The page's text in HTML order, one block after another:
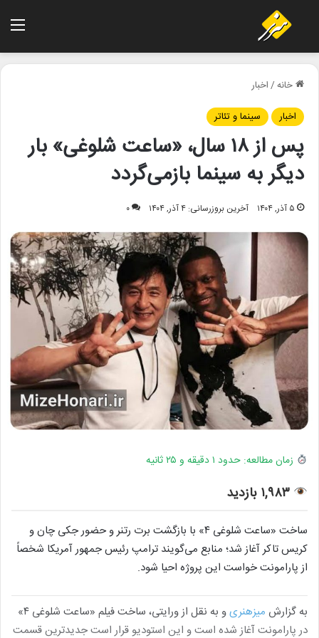
خانه/اخبار
اخبار
سینما و تئاتر
پس از ۱۸ سال، «ساعت شلوغی» بار
دیگر به سینما بازمی‌گردد
۵ آذر, ۱۴۰۴ آخرین بروزرسانی: ۴ آذر, ۱۴۰۴ ۰
زمان مطالعه: حدود ۱ دقیقه و ۲۵ ثانیه
۱,۹۸۳ بازدید
ساخت «ساعت شلوغی ۴» با بازگشت برت رتنر و حضور جکی چان و
کریس تاکر آغاز شد؛ منابع می‌گویند ترامپ رئیس جمهور آمریکا شخصاً
از پارامونت خواست این پروژه احیا شود.
به گزارش میزهنری
و به نقل از ورایتی، ساخت فیلم «ساعت شلوغی ۴»
در پارامونت آغاز شده است و این استودیو قرار است جدیدترین قسمت